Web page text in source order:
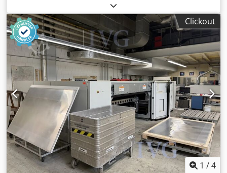
, Messemaschine HDI LDI (Laser Direct
Imaging) für Leiterplatten - PCB Belichtung. Anlage wurde
auf der Productronica 2025 in München ausgestellt und
steht aktuell in unserem Democenter in Velden / München.
3 Laserköpfe 405 nm Laserwellenlänge / 30 Watt Leistung
Process L/S 25 um MP L/S 45 um Dedjw T Si Nopfx Ap Ajck
Clickout
1 /4